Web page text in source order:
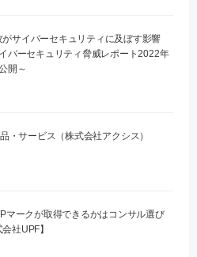
がサイバーセキュリティに及ぼす影響
バーセキュリティ脅威レポート2022年
開～
・サービス（株式会社アクシス）
マークが取得できるかはコンサル選び
社UPF】